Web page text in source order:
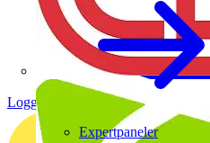
Expertpaneler
Logga in Registrera dig